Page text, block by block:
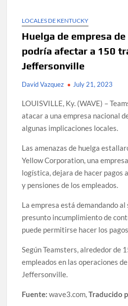
LOCALES DE KENTUCKY
Huelga de empresa
podría afectar a 150
Jeffersonville
David Vazquez July 21, 2023
LOUISVILLE, Ky. (WAVE) –
atacar a una empresa nacional
algunas implicaciones locales.
Las amenazas de huelga
Yellow Corporation, una
logística, dejara de hacer pagos
y pensiones de los empleados.
La empresa está demandando
presunto incumplimiento de
puede permitirse hacer los
Según Teamsters, alrededor de
empleados en las operaciones
Jeffersonville.
Fuente:wave3.com,Traducido